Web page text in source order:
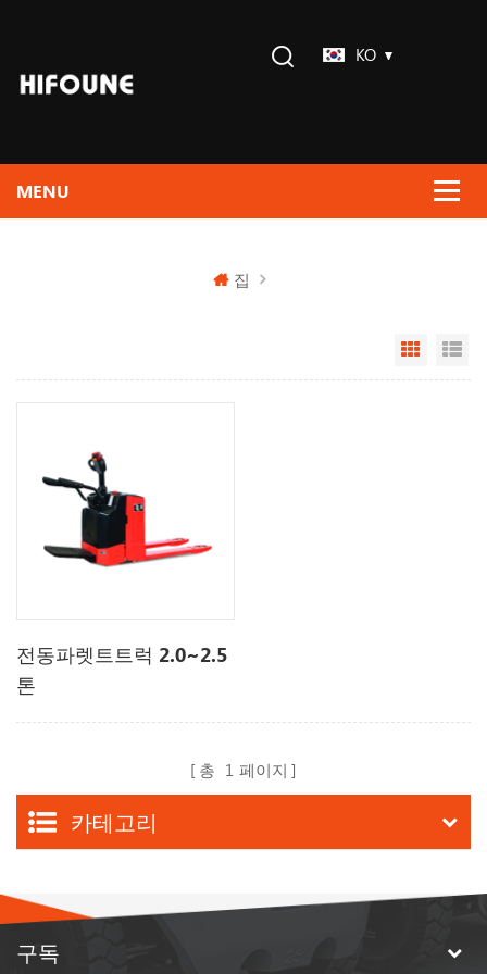
KO
집
Grid
전동파렛트트럭 2.0~2.5
톤
총 1 페이지
카테고리
구독